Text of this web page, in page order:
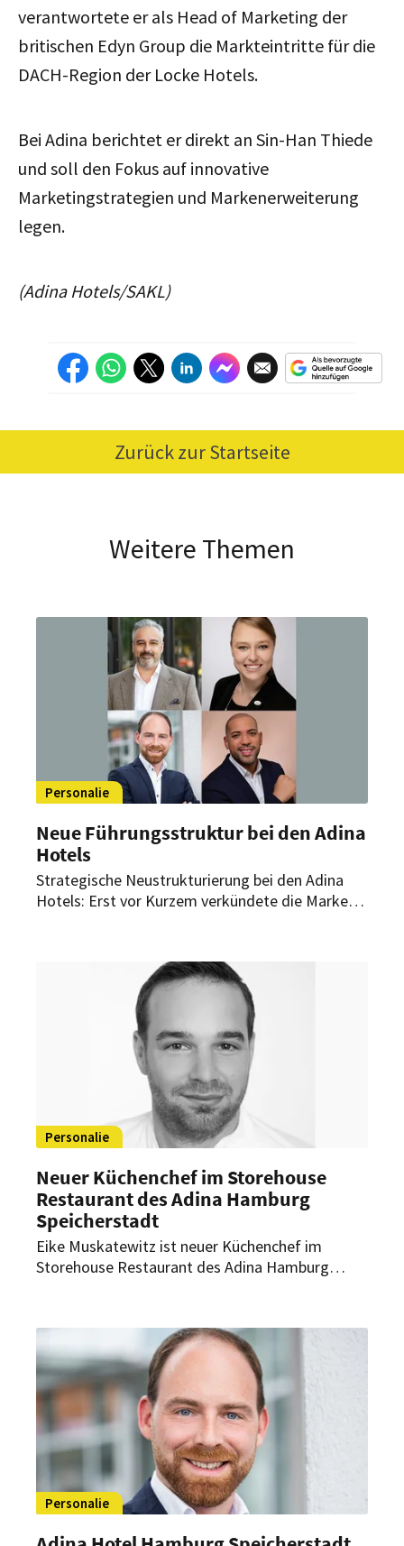
verantwortete er als Head of Marketing der
britischen Edyn Group die Markteintritte für die
DACH-Region der Locke Hotels.
Bei Adina berichtet er direkt an Sin-Han Thiede
und soll den Fokus auf innovative
Marketingstrategien und Markenerweiterung
legen.
(Adina Hotels/SAKL)
Zurück zur Startseite
Weitere Themen
Personalie
Neue Führungsstruktur bei den Adina
Hotels
Strategische Neustrukturierung bei den Adina
Hotels: Erst vor Kurzem verkündete die Marke
Führungsrollen in den Regionen.
Personalie
Neuer Küchenchef im Storehouse
Restaurant des Adina Hamburg
Speicherstadt
Eike Muskatewitz ist neuer Küchenchef im
Storehouse Restaurant des Adina Hamburg
Personalie